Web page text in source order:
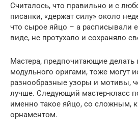
Считалось, что правильно и с
писанки, «держат силу» около
что сырое яйцо – а расписывали
виде, не протухало и сохраняло
Мастера, предпочитающие делать
модульного оригами, тоже могут
разнообразные узоры и мотивы,
лучше. Следующий мастер-класс
именно такое яйцо, со сложным,
орнаментом.